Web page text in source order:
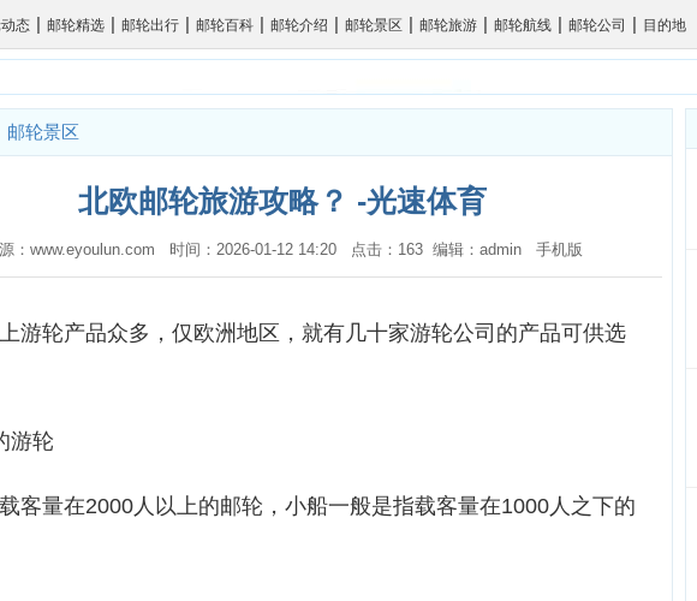
态 | 邮轮精选 | 邮轮出行 | 邮轮百科 | 邮轮介绍 | 邮轮景区 | 邮轮旅游 | 邮轮航线 | 邮轮公司 | 目的地
邮轮景区
北欧邮轮旅游攻略？ -光速体育
：www.eyoulun.com 时间：2026-01-12 14:20 点击：163 编辑：admin 手机版
游轮产品众多，仅欧洲地区，就有几十家游轮公司的产品可供选
游轮
客量在2000人以上的邮轮，小船一般是指载客量在1000人之下的